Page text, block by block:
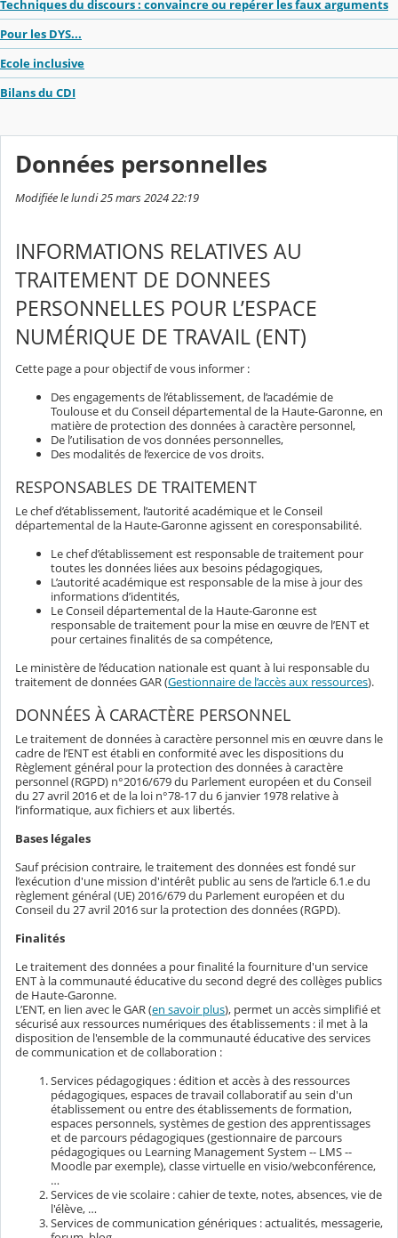
Techniques du discours : convaincre ou repérer les faux arguments
Pour les DYS...
Ecole inclusive
Bilans du CDI
Données personnelles
Modifiée le lundi 25 mars 2024 22:19
INFORMATIONS RELATIVES AU
TRAITEMENT DE DONNEES
PERSONNELLES POUR L’ESPACE
NUMÉRIQUE DE TRAVAIL (ENT)
Cette page a pour objectif de vous informer :
Des engagements de l’établissement, de l’académie de
Toulouse et du Conseil départemental de la Haute-Garonne, en
matière de protection des données à caractère personnel,
De l’utilisation de vos données personnelles,
Des modalités de l’exercice de vos droits.
RESPONSABLES DE TRAITEMENT
Le chef d’établissement, l’autorité académique et le Conseil
départemental de la Haute-Garonne agissent en coresponsabilité.
Le chef d’établissement est responsable de traitement pour
toutes les données liées aux besoins pédagogiques,
L’autorité académique est responsable de la mise à jour des
informations d’identités,
Le Conseil départemental de la Haute-Garonne est
responsable de traitement pour la mise en œuvre de l’ENT et
pour certaines finalités de sa compétence,
Le ministère de l’éducation nationale est quant à lui responsable du
traitement de données GAR (Gestionnaire de l’accès aux ressources).
DONNÉES À CARACTÈRE PERSONNEL
Le traitement de données à caractère personnel mis en œuvre dans le
cadre de l’ENT est établi en conformité avec les dispositions du
Règlement général pour la protection des données à caractère
personnel (RGPD) n°2016/679 du Parlement européen et du Conseil
du 27 avril 2016 et de la loi n°78-17 du 6 janvier 1978 relative à
l’informatique, aux fichiers et aux libertés.
Bases légales
Sauf précision contraire, le traitement des données est fondé sur
l’exécution d'une mission d'intérêt public au sens de l’article 6.1.e du
règlement général (UE) 2016/679 du Parlement européen et du
Conseil du 27 avril 2016 sur la protection des données (RGPD).
Finalités
Le traitement des données a pour finalité la fourniture d'un service
ENT à la communauté éducative du second degré des collèges publics
de Haute-Garonne.
L’ENT, en lien avec le GAR (en savoir plus), permet un accès simplifié et
sécurisé aux ressources numériques des établissements : il met à la
disposition de l'ensemble de la communauté éducative des services
de communication et de collaboration :
Services pédagogiques : édition et accès à des ressources
pédagogiques, espaces de travail collaboratif au sein d'un
établissement ou entre des établissements de formation,
espaces personnels, systèmes de gestion des apprentissages
et de parcours pédagogiques (gestionnaire de parcours
pédagogiques ou Learning Management System -- LMS --
Moodle par exemple), classe virtuelle en visio/webconférence,
…
Services de vie scolaire : cahier de texte, notes, absences, vie de
l'élève, …
Services de communication génériques : actualités, messagerie,